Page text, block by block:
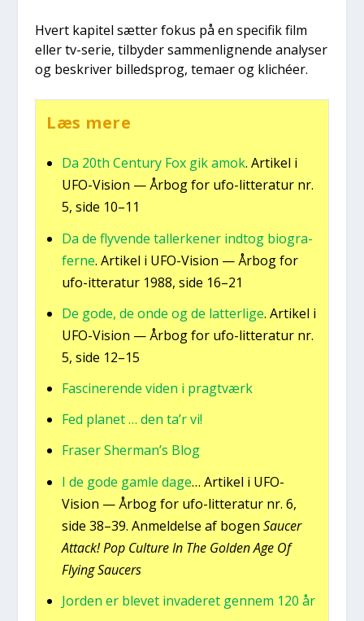
Hvert kapi­tel sæt­ter fokus på en spe­ci­fik film
eller tv-serie, til­by­der sam­men­lig­nen­de ana­ly­ser
og beskri­ver bil­led­sprog, tema­er og kli­chéer.
Læs mere
Da 20th Cen­tury Fox gik amok. Arti­kel i
UFO-Vision — Årbog for ufo-lit­te­ra­tur nr.
5, side 10–11
Da de fly­ven­de tal­ler­ke­ner ind­t­og bio­gra­
fer­ne. Arti­kel i UFO-Vision — Årbog for
ufo-itte­ra­tur 1988, side 16–21
De gode, de onde og de lat­ter­li­ge. Arti­kel i
UFO-Vision — Årbog for ufo-lit­te­ra­tur nr.
5, side 12–15
Fasci­ne­ren­de viden i pragt­værk
Fed pla­net … den ta’r vi!
Fra­ser Sher­man’s Blog
I de gode gam­le dage… Arti­kel i UFO-
Vision — Årbog for ufo-lit­te­ra­tur nr. 6,
side 38–39. Anmel­del­se af bogen Sau­cer
Atta­ck! Pop Cul­tu­re In The Gol­den Age Of
Flying Sau­cers
Jor­den er ble­vet inva­de­ret gen­nem 120 år